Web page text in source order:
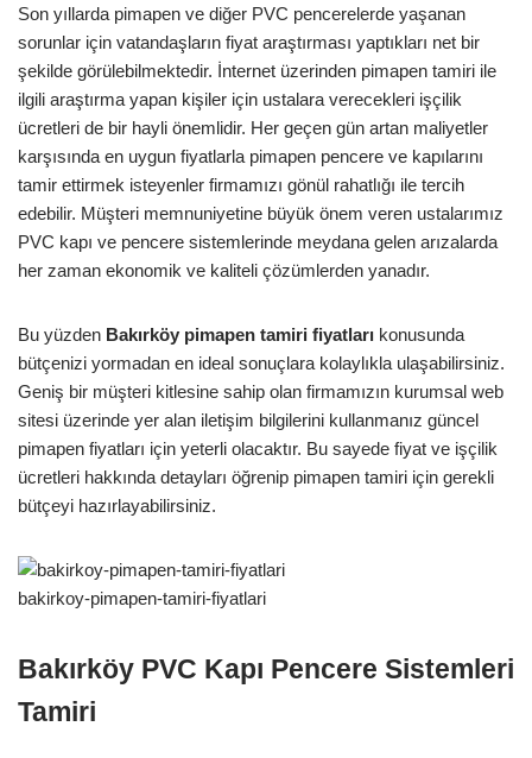
Son yıllarda pimapen ve diğer PVC pencerelerde yaşanan
sorunlar için vatandaşların fiyat araştırması yaptıkları net bir
şekilde görülebilmektedir. İnternet üzerinden pimapen tamiri ile
ilgili araştırma yapan kişiler için ustalara verecekleri işçilik
ücretleri de bir hayli önemlidir. Her geçen gün artan maliyetler
karşısında en uygun fiyatlarla pimapen pencere ve kapılarını
tamir ettirmek isteyenler firmamızı gönül rahatlığı ile tercih
edebilir. Müşteri memnuniyetine büyük önem veren ustalarımız
PVC kapı ve pencere sistemlerinde meydana gelen arızalarda
her zaman ekonomik ve kaliteli çözümlerden yanadır.
Bu yüzden Bakırköy pimapen tamiri fiyatları konusunda
bütçenizi yormadan en ideal sonuçlara kolaylıkla ulaşabilirsiniz.
Geniş bir müşteri kitlesine sahip olan firmamızın kurumsal web
sitesi üzerinde yer alan iletişim bilgilerini kullanmanız güncel
pimapen fiyatları için yeterli olacaktır. Bu sayede fiyat ve işçilik
ücretleri hakkında detayları öğrenip pimapen tamiri için gerekli
bütçeyi hazırlayabilirsiniz.
bakirkoy-pimapen-tamiri-fiyatlari
Bakırköy PVC Kapı Pencere Sistemleri
Tamiri